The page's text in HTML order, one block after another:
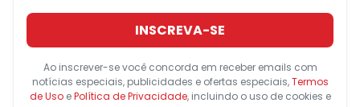
INSCREVA-SE
Ao inscrever-se você concorda em receber emails com
notícias especiais, publicidades e ofertas especiais,Termos
de UsoePolítica de Privacidade, incluindo o uso de cookies e